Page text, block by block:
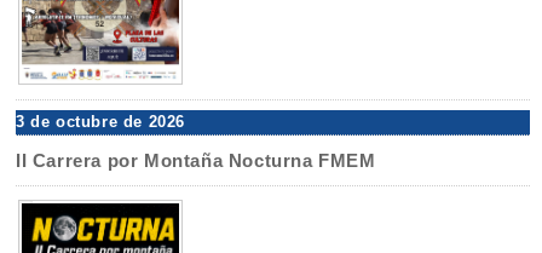
3 de octubre de 2026
II Carrera por Montaña Nocturna FMEM